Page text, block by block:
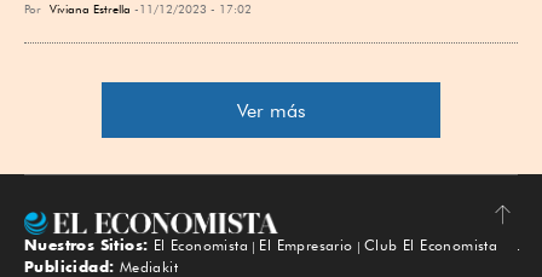
Por Viviana Estrella 11/12/2023 - 17:02
Ver más
Subir
Nuestros Sitios: El Economista El Empresario
Club El Economista
Publicidad: Mediakit